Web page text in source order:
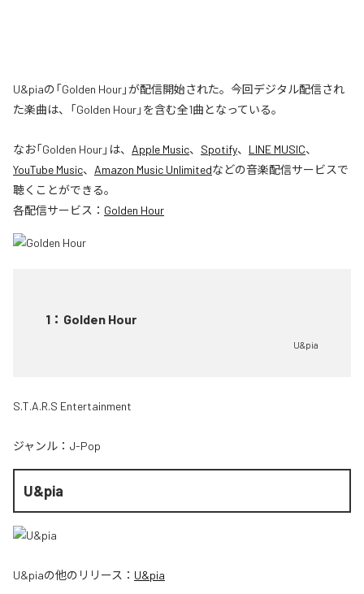
U&piaの「Golden Hour」が配信開始された。今回デジタル配信され
た楽曲は、「Golden Hour」を含む全1曲となっている。
なお「Golden Hour」は、 Apple Music、 Spotify、 LINE MUSIC、
YouTube Music、 Amazon Music Unlimitedなどの音楽配信サービスで
聴くことができる。
各配信サービス： Golden Hour
1 ： Golden Hour
U&pia
S.T.A.R.S Entertainment
ジャンル： J-Pop
U&pia
U&piaの他のリリース： U&pia